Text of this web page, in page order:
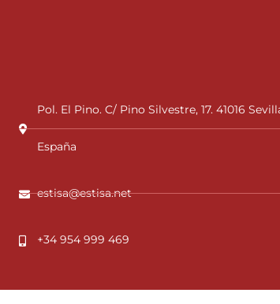
Pol. El Pino. C/ Pino Silvestre, 17. 41016
España
estisa@estisa.net
+34 954 999 469